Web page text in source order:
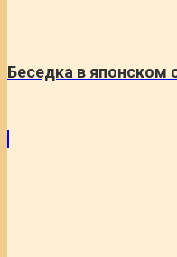
Беседка в японском